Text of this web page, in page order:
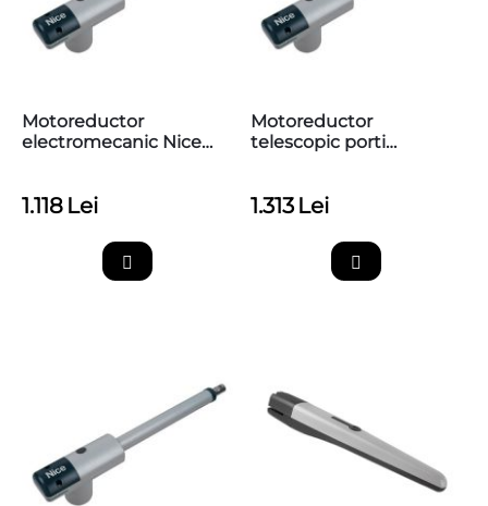
Motoreductor
electromecanic Nice
1.118 Lei
Motoreductor
telescopic porti
TOO3024
1.313 Lei